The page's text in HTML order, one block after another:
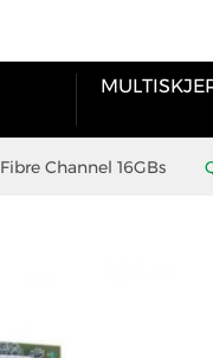
Fibre Channel 16GBs